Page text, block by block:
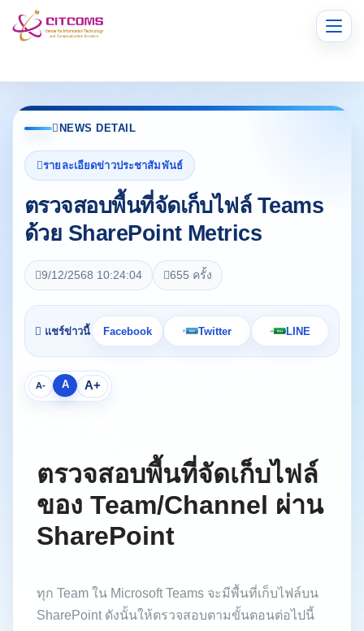
เมนู
NEWS DETAIL
รายละเอียดข่าวประชาสัมพันธ์
ตรวจสอบพื้นที่จัดเก็บไฟล์ Teams
ด้วย SharePoint Metrics
9/12/2568 10:24:04 655 ครั้ง
แชร์ข่าวนี้ Facebook Twitter LINE
A- A A+
ตรวจสอบพื้นที่จัดเก็บไฟล์
ของ Team/Channel ผ่าน
SharePoint
ทุก Team ใน Microsoft Teams จะมีพื้นที่เก็บไฟล์บน
SharePoint ดังนั้นให้ตรวจสอบตามขั้นตอนต่อไปนี้